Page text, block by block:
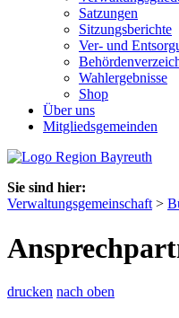
Satzungen
Sitzungsberichte
Ver- und
Wahlergebnisse
Shop
Über uns
Mitgliedsgemeinden
Sie sind hier:
Verwaltungsgemeinschaft >
drucken nach oben